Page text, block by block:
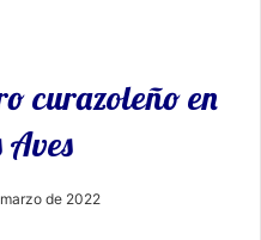
curazoleño en
de 2022